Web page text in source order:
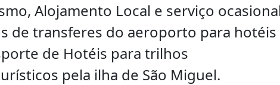
Alojamento Local e serviço
de transferes do aeroporto para hotéis
de Hotéis para trilhos
pela ilha de São Miguel.